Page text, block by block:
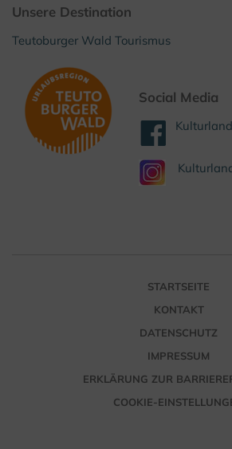
Unsere Destination
Teutoburger Wald Tourismus
Social Media
STARTSEITE
KONTAKT
DATENSCHUTZ
IMPRESSUM
ERKLÄRUNG ZUR
COOKIE-